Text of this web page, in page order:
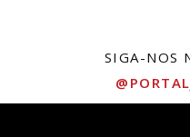
SIGA-NOS